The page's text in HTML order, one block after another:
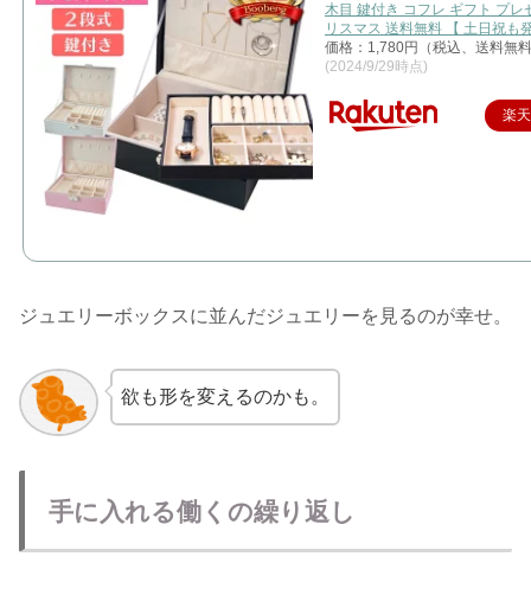
木目 鍵付き コフレ ギフト プレ
リスマス 送料無料 【 土日祝も
価格：1,780円（税込、送料無
(2024/9/29時点)
楽
ジュエリーボックスに並んだジュエリーを見るのが幸せ。
欲も形を変えるのかも。
手に入れる働くの繰り返し